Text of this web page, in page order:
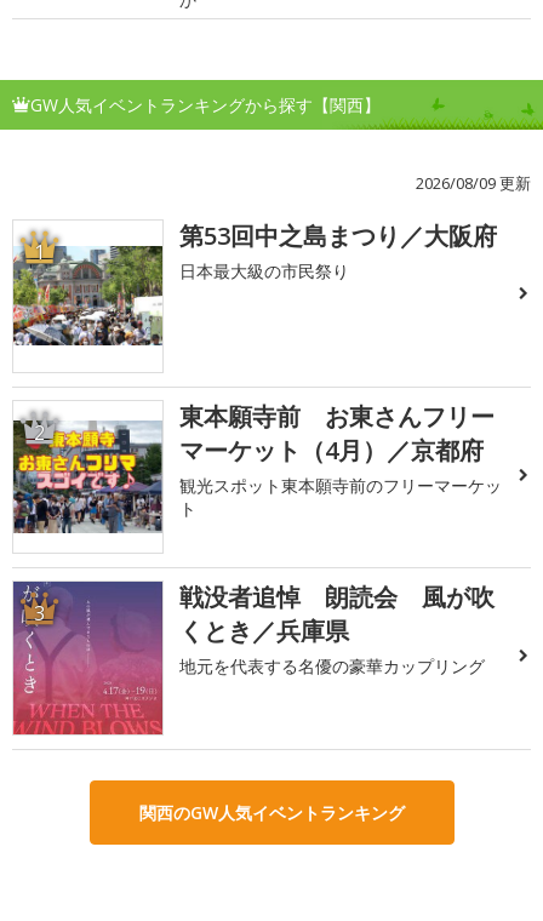
GW人気イベントランキングから探す【関西】
2026/08/09 更新
1 第53回中之島まつり／大阪府
日本最大級の市民祭り
2
東本願寺前 お東さんフリー
マーケット（4月）／京都府
観光スポット東本願寺前のフリーマーケッ
ト
3
戦没者追悼 朗読会 風が吹
くとき／兵庫県
地元を代表する名優の豪華カップリング
関西のGW人気イベントランキング